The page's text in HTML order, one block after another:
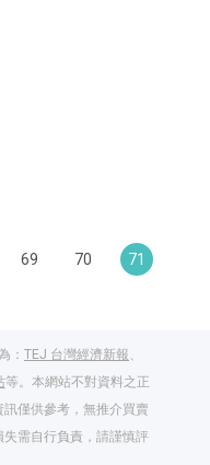
69 70 71
： TEJ 台灣經濟新報、
等。本網站不對資料之正
僅供參考，無推介買賣
需自行負責，請謹慎評